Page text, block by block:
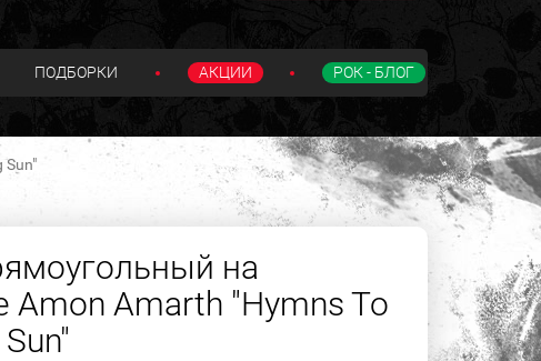
ПОДБОРКИ АКЦИИ РОК - БЛОГ
Sun"
на
Amon Amarth "Hymns To